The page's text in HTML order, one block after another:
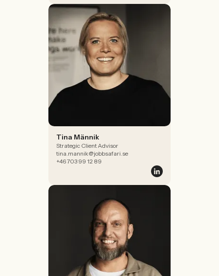
Tina Männik
Strategic Client Advisor
tina.mannik@jobbsafari.se
+46 703 99 12 89